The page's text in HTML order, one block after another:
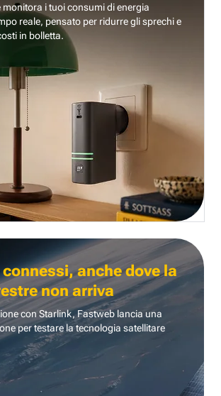
monitora i tuoi consumi di energia
reale, pensato per ridurre gli sprechi e
in bolletta.
anche dove la
non arriva
con Starlink, Fastweb lancia una
per testare la tecnologia satellitare